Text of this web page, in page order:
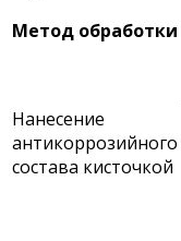
Метод обработки
Нанесение
антикоррозийного
состава кисточкой